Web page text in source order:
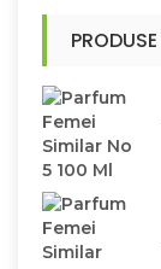
PRODUSE